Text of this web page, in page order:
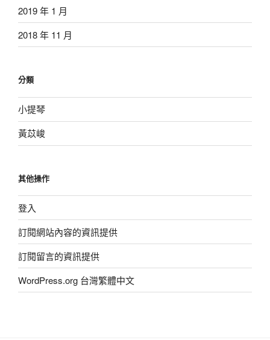
2019 年 1 月
2018 年 11 月
分類
小提琴
黃苡峻
其他操作
登入
訂閱網站內容的資訊提供
訂閱留言的資訊提供
WordPress.org 台灣繁體中文